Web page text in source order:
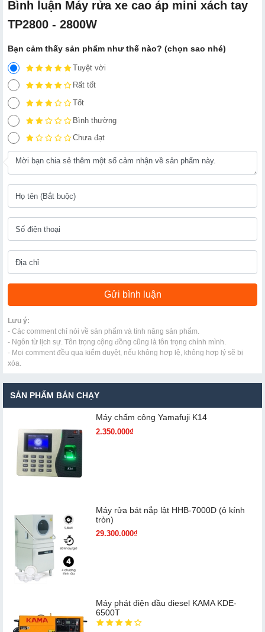
Bình luận Máy rửa xe cao áp mini xách tay
TP2800 - 2800W
Bạn cảm thấy sản phẩm như thế nào? (chọn sao nhé)
Tuyệt vời
Rất tốt
Tốt
Bình thường
Chưa đạt
Lưu ý:
- Các comment chỉ nói về sản phẩm và tính năng sản phẩm.
- Ngôn từ lịch sự. Tôn trọng cộng đồng cũng là tôn trọng chính mình.
- Mọi comment đều qua kiểm duyệt, nếu không hợp lệ, không hợp lý sẽ bị
xóa.
SẢN PHẨM BÁN CHẠY
Máy chấm cô​ng Yamafuji K14
2.350.000₫
Máy rửa bát nắp lật HHB-7000D (ô kính
tròn)
29.300.000₫
Máy phát điện dầu diesel KAMA KDE-
6500T